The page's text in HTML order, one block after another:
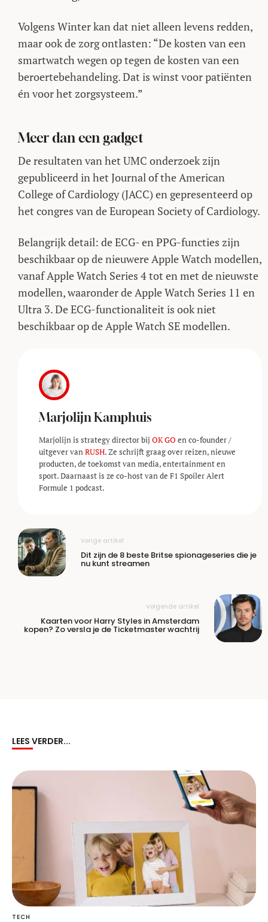
Volgens Winter kan dat niet alleen levens redden,
maar ook de zorg ontlasten: “De kosten van een
smartwatch wegen op tegen de kosten van een
beroertebehandeling. Dat is winst voor patiënten
én voor het zorgsysteem.”
Meer dan een gadget
De resultaten van het UMC onderzoek zijn
gepubliceerd in het Journal of the American
College of Cardiology (JACC) en gepresenteerd op
het congres van de European Society of Cardiology.
Belangrijk detail: de ECG- en PPG-functies zijn
beschikbaar op de nieuwere Apple Watch modellen,
vanaf Apple Watch Series 4 tot en met de nieuwste
modellen, waaronder de Apple Watch Series 11 en
Ultra 3. De ECG-functionaliteit is ook niet
beschikbaar op de Apple Watch SE modellen.
Marjolijn Kamphuis
Marjolijn is strategy director bij OK GO en co-founder /
uitgever vanRUSH. Ze schrijft graag over reizen, nieuwe
producten, de toekomst van media, entertainment en
sport. Daarnaast is ze co-host van de F1 Spoiler Alert
Formule 1 podcast.
Vorige artikel
Dit zijn de 8 beste Britse spionageseries die je
nu kunt streamen
Volgende artikel
Kaarten voor Harry Styles in Amsterdam
kopen? Zo versla je de Ticketmaster wachtrij
LEES VERDER...
TECH